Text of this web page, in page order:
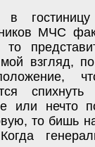
в
МЧС
взгляд,
или нечто
то бишь